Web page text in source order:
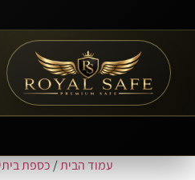
עמוד הבית/ כספת